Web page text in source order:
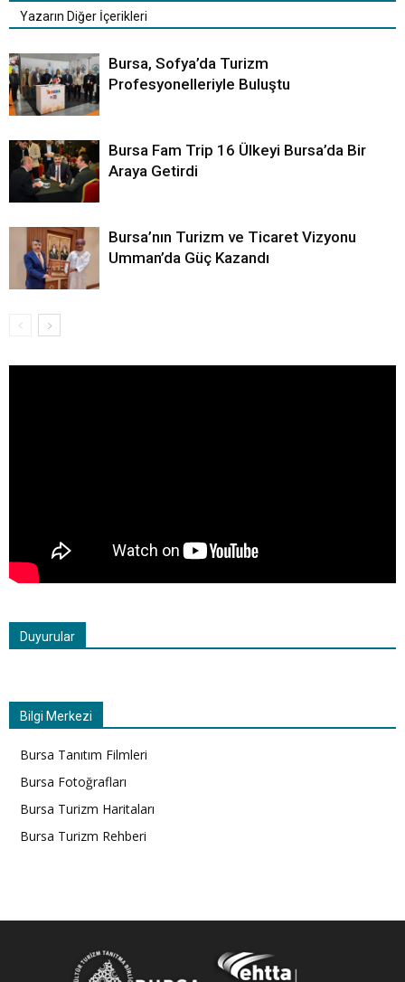
Yazarın Diğer İçerikleri
Bursa, Sofya’da Turizm
Profesyonelleriyle Buluştu
Bursa Fam Trip 16 Ülkeyi Bursa’da Bir
Araya Getirdi
Bursa’nın Turizm ve Ticaret Vizyonu
Umman’da Güç Kazandı
Duyurular
Bilgi Merkezi
Bursa Tanıtım Filmleri
Bursa Fotoğrafları
Bursa Turizm Haritaları
Bursa Turizm Rehberi